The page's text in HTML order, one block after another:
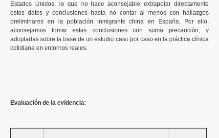
Estados Unidos, lo que no hace aconsejable extrapolar directamente
estos datos y conclusiones hasta no contar al menos con hallazgos
preliminares en la población inmigrante china en España. Por ello,
aconsejamos tomar estas conclusiones con suma precaución, y
adoptarlas sobre la base de un estudio caso por caso en la práctica clínica
cotidiana en entornos reales.
Evaluación de la evidencia: